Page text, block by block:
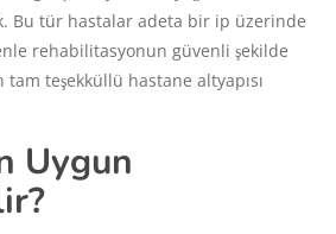
Bu tür hastalar adeta bir ip üzerinde
rehabilitasyonun güvenli şekilde
teşekküllü hastane altyapısı
Uygun